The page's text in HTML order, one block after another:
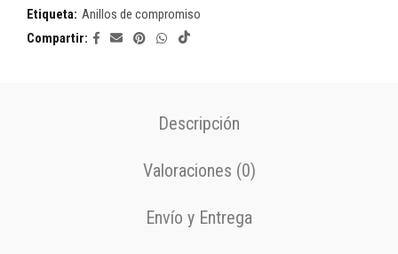
Etiqueta: Anillos de compromiso
Compartir
Descripción
Valoraciones (0)
Envío y Entrega